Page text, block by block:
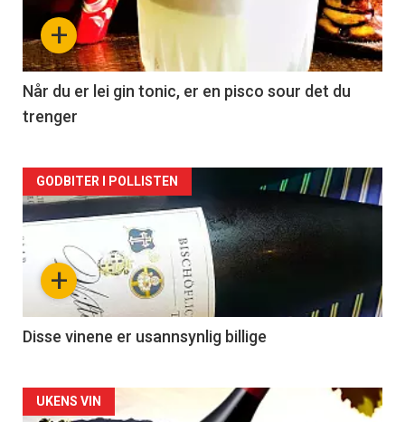
nå
-
2
+
Når du er lei gin tonic, er en pisco sour det du
trenger
Forsiden
akkurat
nå
3
+
GODBITER I POLLISTEN
Disse vinene er usannsynlig billige
Forsiden
UKENS VIN